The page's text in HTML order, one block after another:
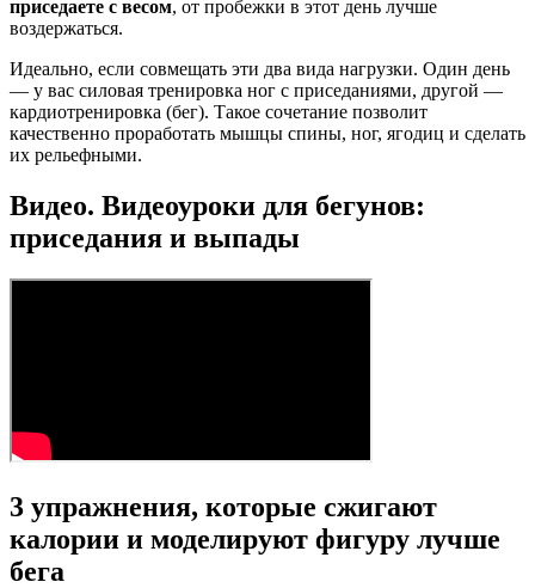
приседаете с весом, от пробежки в этот день лучше
воздержаться.
Идеально, если совмещать эти два вида нагрузки. Один день
— у вас силовая тренировка ног с приседаниями, другой —
кардиотренировка (бег). Такое сочетание позволит
качественно проработать мышцы спины, ног, ягодиц и сделать
их рельефными.
Видео. Видеоуроки для бегунов:
приседания и выпады
3 упражнения, которые сжигают
калории и моделируют фигуру лучше
бега